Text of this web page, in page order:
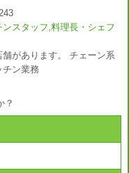
スタッフ,料理長・シェフ
舗があります。 チェーン系
チン業務
？